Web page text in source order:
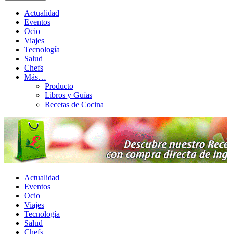
Actualidad
Eventos
Ocio
Viajes
Tecnología
Salud
Chefs
Más…
Producto
Libros y Guías
Recetas de Cocina
Actualidad
Eventos
Ocio
Viajes
Tecnología
Salud
Chefs